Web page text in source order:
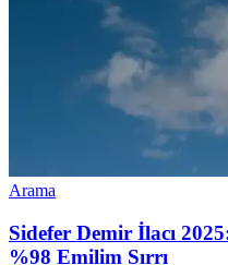
Arama
Sidefer Demir İlacı
%98 Emilim Sırrı